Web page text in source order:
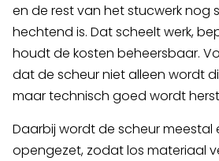
en de rest van het stucwerk nog
hechtend is. Dat scheelt werk,
houdt de kosten beheersbaar.
dat de scheur niet alleen wordt
maar technisch goed wordt
Daarbij wordt de scheur meestal
opengezet, zodat los materiaal